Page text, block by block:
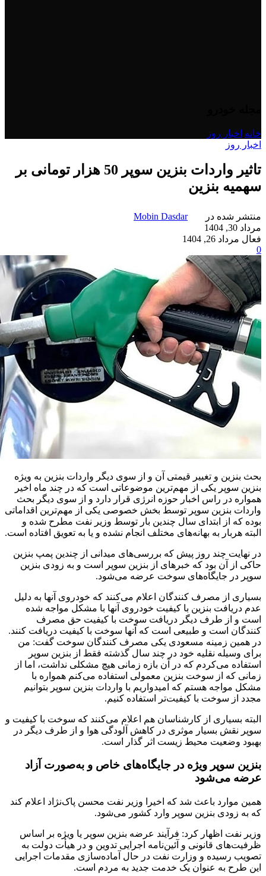
خانه اخبار روز
اخبار روز
تاثیر واردات بنزین سوپر 50 هزار تومانی بر
سهمیه بنزین
منتشر شده در
Mobin Dasdar
مرداد 30, 1404
فعال مرداد 26, 1404
0
بحث بنزین و تغییر قیمتی آن و از سوی دیگر واردات بنزین به ویژه
بنزین سوپر یکی از مهم‌ترین موضوعاتی است که در چند ماه اخیر
همواره در راس اخبار حوزه انرژی قرار دارد و از سوی دیگر بحث
واردات بنزین سوپر توسط بخش خصوصی یکی از مهم‌ترین اقداماتی
بوده که از ابتدای سال چندین بار توسط وزیر نفت مطرح شده و
البته هربار به بهانه‌های مختلف انجام نشده و یا به تعویق افتاده است.
در نهایت چند روز پیش که بررسی‌های میدانی از چندین پمپ بنزین
حاکی از آن بود که خبر‌های از بنزین سوپر است و به زودی بنزین
سوپر در جایگاه‌های سوخت عرضه می‌شود.
بسیاری از مصرف کنندگان اعلام می‌کنند که خودروی آنها به دلیل
عدم دریافت بنزین با کیفیت خودروی آنها با مشکل مواجه شده
است و از طرف دیگر دریافت سوخت با کیفیت حق مصرف
کنندگان است و طبیعی است که آنها سوخت با کیفیت دریافت کنند.
در همین زمینه مسعودی یکی مصرف کنندگان سوخت گفت: من
برای وسیله نقلیه خود در چند سال گذشته فقط از بنزین سوپر
استفاده می‌کردم که در آن بازه زمانی هیچ مشکلی نداشت، اما از
زمانی که از سوخت بنزین معمولی استفاده می‌کنم همواره با
مشکل مواجه هستم که امیدواریم با واردات بنزین سوپر بتوانیم
مجدد از سوخت با کیفیت‌تر استفاده کنیم.
البته بسیاری از کارشناسان هم اعلام می‌کنند که سوخت با کیفیت و
سوپر نقش بسیار موثری در کاهش آلودگی هوا و از طرف دیگر در
بهبود وضعیت محیط زیست اثر گذار است.
بنزین سوپر ویژه در جایگاه‌های خاص و به‌صورت آزاد
عرضه می‌شود
همین موارد باعث شد که اخیرا وزیر نفت محسن پاک‌نژاد اعلام کند
که به زودی بنزین سوپر وارد کشور می‌شود.
وزیر نفت اظهار کرد: فرآیند عرضه بنزین سوپر یا ویژه بر اساس
ظرفیت‌های قانونی و آئین‌نامه اجرایی تدوین و در هیأت دولت به
تصویب رسیده و وزارت نفت در حال آماده‌سازی مقدمات اجرایی
این طرح به عنوان یک خدمت جدید به مردم است.